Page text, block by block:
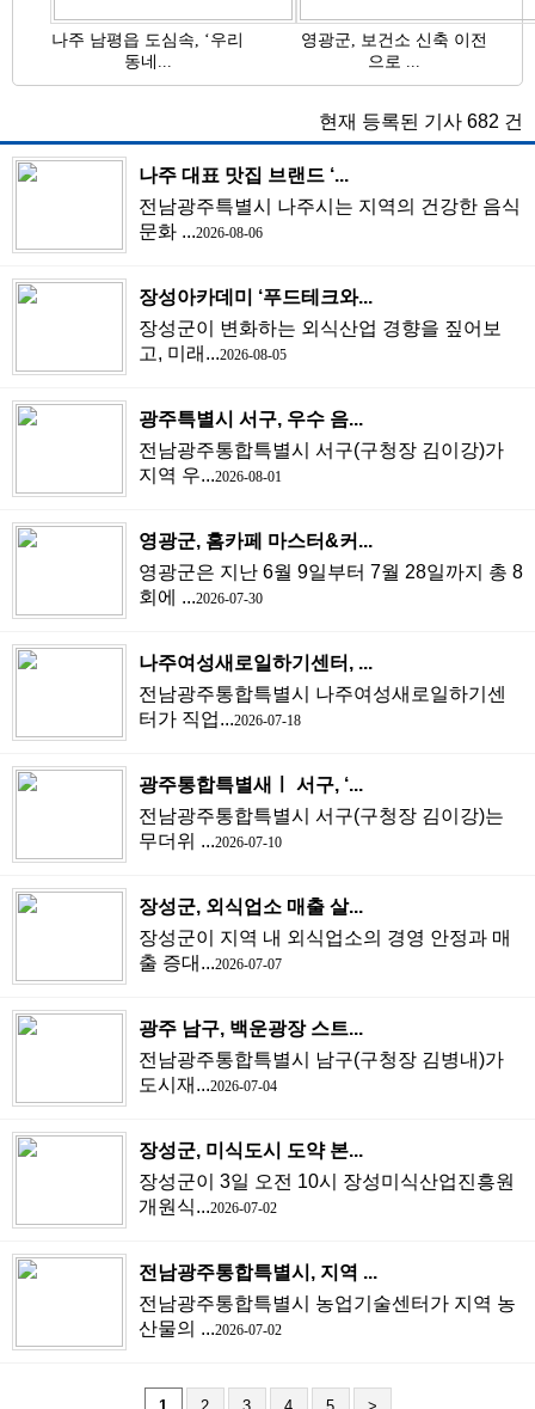
나주 남평읍 도심속, ‘우리
동네...
영광군, 보건소 신축 이전
으로 ...
현재 등록된 기사 682 건
나주 대표 맛집 브랜드 ‘...
전남광주특별시 나주시는 지역의 건강한 음식
문화 ...2026-08-06
장성아카데미 ‘푸드테크와...
장성군이 변화하는 외식산업 경향을 짚어보
고, 미래...2026-08-05
광주특별시 서구, 우수 음...
전남광주통합특별시 서구(구청장 김이강)가
지역 우...2026-08-01
영광군, 홈카페 마스터&커...
영광군은 지난 6월 9일부터 7월 28일까지 총 8
회에 ...2026-07-30
나주여성새로일하기센터, ...
전남광주통합특별시 나주여성새로일하기센
터가 직업...2026-07-18
광주통합특별새ㅣ 서구, ‘...
전남광주통합특별시 서구(구청장 김이강)는
무더위 ...2026-07-10
장성군, 외식업소 매출 살...
장성군이 지역 내 외식업소의 경영 안정과 매
출 증대...2026-07-07
광주 남구, 백운광장 스트...
전남광주통합특별시 남구(구청장 김병내)가
도시재...2026-07-04
장성군, 미식도시 도약 본...
장성군이 3일 오전 10시 장성미식산업진흥원
개원식...2026-07-02
전남광주통합특별시, 지역 ...
전남광주통합특별시 농업기술센터가 지역 농
산물의 ...2026-07-02